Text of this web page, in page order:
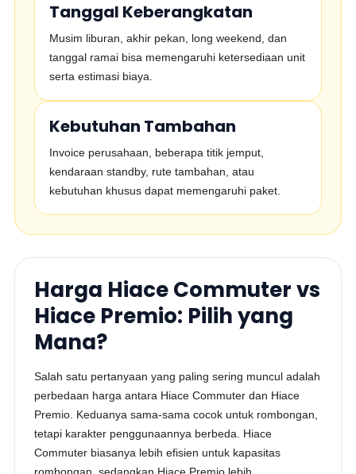
Tanggal Keberangkatan
Musim liburan, akhir pekan, long weekend, dan
tanggal ramai bisa memengaruhi ketersediaan unit
serta estimasi biaya.
Kebutuhan Tambahan
Invoice perusahaan, beberapa titik jemput,
kendaraan standby, rute tambahan, atau
kebutuhan khusus dapat memengaruhi paket.
Harga Hiace Commuter vs
Hiace Premio: Pilih yang
Mana?
Salah satu pertanyaan yang paling sering muncul adalah
perbedaan harga antara Hiace Commuter dan Hiace
Premio. Keduanya sama-sama cocok untuk rombongan,
tetapi karakter penggunaannya berbeda. Hiace
Commuter biasanya lebih efisien untuk kapasitas